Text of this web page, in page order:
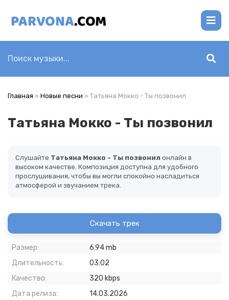
Главная » Новые песни » Татьяна Мокко - Ты позвонил
Татьяна Мокко - Ты позвонил
Слушайте Татьяна Мокко - Ты позвонил онлайн в
высоком качестве. Композиция доступна для удобного
прослушивания, чтобы вы могли спокойно насладиться
атмосферой и звучанием трека.
Скачать трек
Размер:
6.94 mb
Длительность:
03:02
Качество:
320 kbps
Дата релиза:
14.03.2026